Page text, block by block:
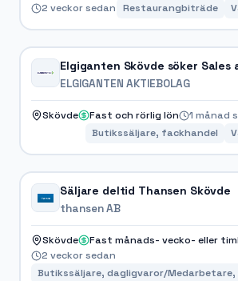
2 veckor sedan
Restaurangbiträde
Elgiganten Skövde söker Sales
ELGIGANTEN AKTIEBOLAG
Skövde Fast och rörlig lön
1 månad
Butikssäljare, fackhandel
Säljare deltid Thansen Skövde
thansen AB
Skövde
Fast månads- vecko- eller
2 veckor sedan
Butikssäljare, dagligvaror/